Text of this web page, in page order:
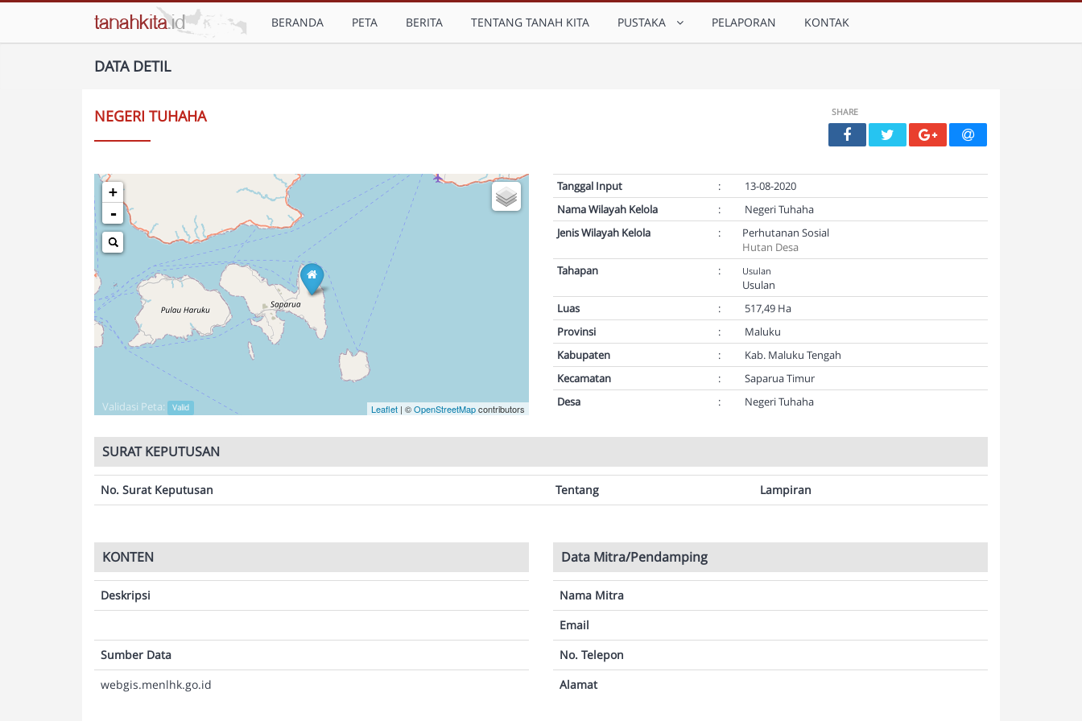
BERANDA PETA BERITA TENTANG TANAH KITA PUSTAKA PELAPORAN KONTAK
DATA DETIL
NEGERI TUHAHA SHARE
+
-
Leaflet | ©OpenStreetMapcontributors
Validasi Peta: Valid
Tanggal Input :
13-08-2020
Nama Wilayah Kelola
:
Negeri Tuhaha
Jenis Wilayah Kelola
:
Perhutanan Sosial
Hutan Desa
Tahapan
: Usulan
Usulan
Luas
:
517,49 Ha
Provinsi
:
Maluku
Kabupaten
:
Kab. Maluku Tengah
Kecamatan
:
Saparua Timur
Desa
: Negeri Tuhaha
SURAT KEPUTUSAN
No. Surat Keputusan Tentang Lampiran
KONTEN
Deskripsi
Sumber Data
webgis.menlhk.go.id
Data Mitra/Pendamping
Nama Mitra
Email
No. Telepon
Alamat